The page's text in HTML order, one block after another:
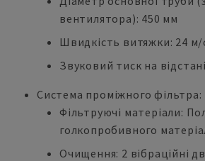
вентилятора): 450 мм
Швидкість витяжки: 24 м/
Звуковий тиск на
Система проміжного фільтра:
Фільтруючі матеріали:
голкопробивного
Очищення: 2 вібраційні